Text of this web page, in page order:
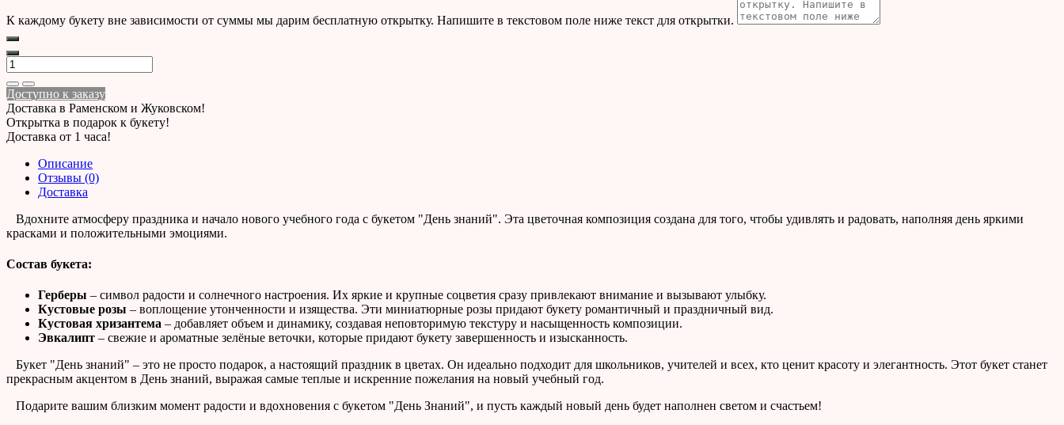
К каждому букету вне зависимости от суммы мы дарим бесплатную открытку. Напишите в текстовом поле ниже текст для открытки.
Доступно к заказу
Доставка в Раменском и Жуковском!
Открытка в подарок к букету!
Доставка от 1 часа!
Описание
Отзывы (0)
Доставка
Вдохните атмосферу праздника и начало нового учебного года с букетом "День знаний". Эта цветочная композиция создана для того, чтобы удивлять и радовать, наполняя день яркими
красками и положительными эмоциями.
Состав букета:
Герберы – символ радости и солнечного настроения. Их яркие и крупные соцветия сразу привлекают внимание и вызывают улыбку.
Кустовые розы – воплощение утонченности и изящества. Эти миниатюрные розы придают букету романтичный и праздничный вид.
Кустовая хризантема – добавляет объем и динамику, создавая неповторимую текстуру и насыщенность композиции.
Эвкалипт – свежие и ароматные зелёные веточки, которые придают букету завершенность и изысканность.
Букет "День знаний" – это не просто подарок, а настоящий праздник в цветах. Он идеально подходит для школьников, учителей и всех, кто ценит красоту и элегантность. Этот букет станет
прекрасным акцентом в День знаний, выражая самые теплые и искренние пожелания на новый учебный год.
Подарите вашим близким момент радости и вдохновения с букетом "День Знаний", и пусть каждый новый день будет наполнен светом и счастьем!